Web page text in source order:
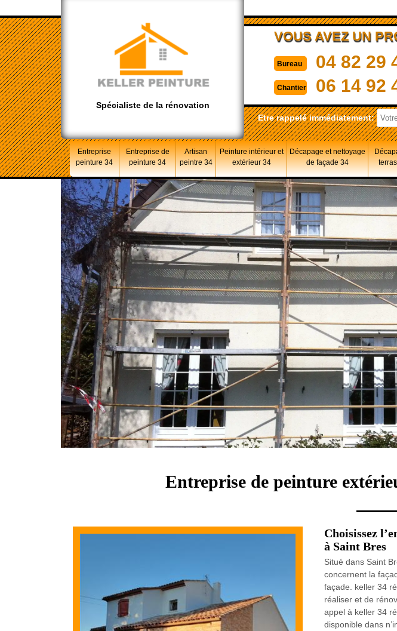
Spécialiste de la rénovation
VOUS AVEZ UN
Bureau 04 82 29
Chantier 06 14 92
Etre rappelé immédiatement:
Entreprise
peinture 34
Entreprise de
peinture 34
Artisan
peintre 34
Peinture intérieur et
extérieur 34
Décapage et nettoyage
de façade 34
Entreprise de peinture
Choisissez
à Saint Bres
Situé dans Saint
concernent la
façade. keller 34
réaliser et de
appel à keller 34
disponible dans